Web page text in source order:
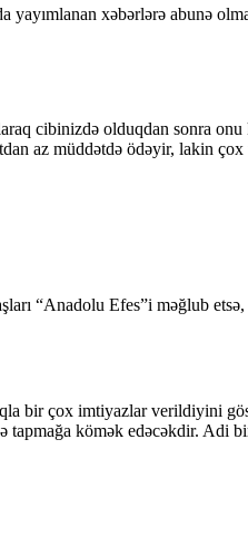
yayımlanan xəbərlərə abunə
cibinizdə olduqdan sonra
az müddətdə ödəyir, lakin
“Anadolu Efes”i məğlub
bir çox imtiyazlar verildiyini
tapmağa kömək edəcəkdir. Adi